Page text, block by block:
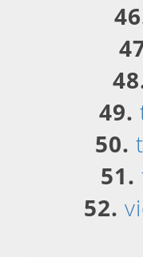
49.
50.
51.
52.